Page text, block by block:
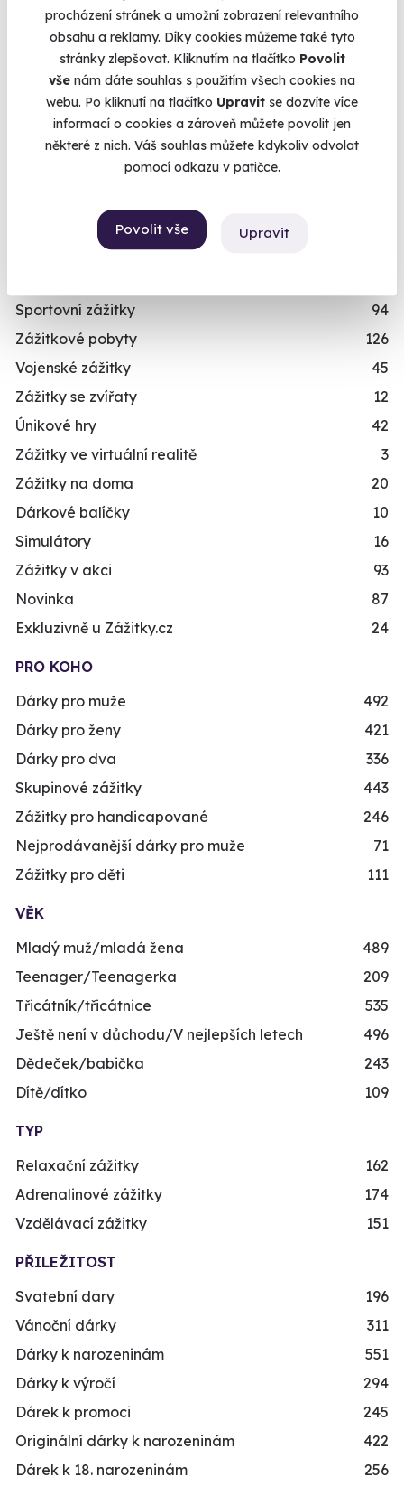
procházení stránek a umožní zobrazení relevantního
obsahu a reklamy. Díky cookies můžeme také tyto
stránky zlepšovat. Kliknutím na tlačítko Povolit
vše nám dáte souhlas s použitím všech cookies na
webu. Po kliknutí na tlačítko Upravit se dozvíte více
informací o cookies a zároveň můžete povolit jen
některé z nich. Váš souhlas můžete kdykoliv odvolat
pomocí odkazu v patičce.
Povolit vše Upravit
Chcete rezervovat termín?
Koupit a rezervovat nyní
Objednejte si rovnou konkrétní termín. Po úhradě
máte rezervaci hned v e-mailu.
2 »
KATEGORIE
Letecké zážitky
Masáže a relaxace
Sportovní zážitky
94
Zážitkové pobyty
126
Vojenské zážitky
45
Zážitky se zvířaty
12
Únikové hry
42
Zážitky ve virtuální realitě
3
Zážitky na doma
20
Dárkové balíčky
10
Simulátory
16
Zážitky v akci
93
Novinka
87
Exkluzivně u Zážitky.cz
24
PRO KOHO
Dárky pro muže
492
Dárky pro ženy
421
Dárky pro dva
336
Skupinové zážitky
443
Zážitky pro handicapované
246
Nejprodávanější dárky pro muže
71
Zážitky pro děti
111
VĚK
Mladý muž/mladá žena
489
Teenager/Teenagerka
209
Třicátník/třicátnice
535
Ještě není v důchodu/V nejlepších letech
496
Dědeček/babička
243
Dítě/dítko
109
TYP
Relaxační zážitky
162
Adrenalinové zážitky
174
Vzdělávací zážitky
151
PŘILEŽITOST
Svatební dary
196
Vánoční dárky
311
Dárky k narozeninám
551
Dárky k výročí
294
Dárek k promoci
245
Originální dárky k narozeninám
422
Dárek k 18. narozeninám
256